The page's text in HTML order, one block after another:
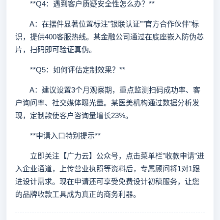
**Q4：遇到客户质疑安全性怎么办？**
A：在摆件显著位置标注"银联认证""官方合作伙伴"标
识，提供400客服热线。某金融公司通过在底座嵌入防伪芯
片，扫码即可验证真伪。
**Q5：如何评估定制效果？**
A：建议设置3个月观察期，重点监测扫码成功率、客
户询问率、社交媒体曝光量。某医美机构通过数据分析发
现，定制款使客户咨询量增长23%。
**申请入口特别提示**
立即关注【广力云】公众号，点击菜单栏"收款申请"进
入企业通道，上传营业执照等资料后，专属顾问将1对1跟
进设计需求。现在申请还可享受免费设计初稿服务，让您
的品牌收款工具成为真正的商务利器。